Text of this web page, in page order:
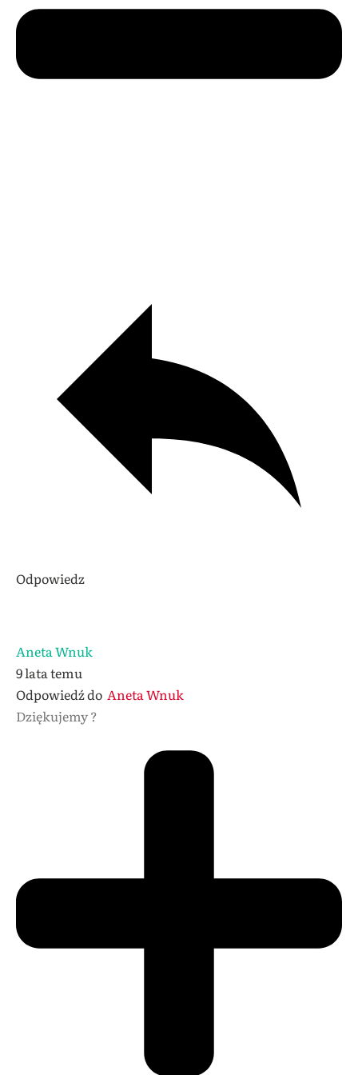
Odpowiedz
Aneta Wnuk
9 lata temu
Odpowiedź do Aneta Wnuk
Dziękujemy ?